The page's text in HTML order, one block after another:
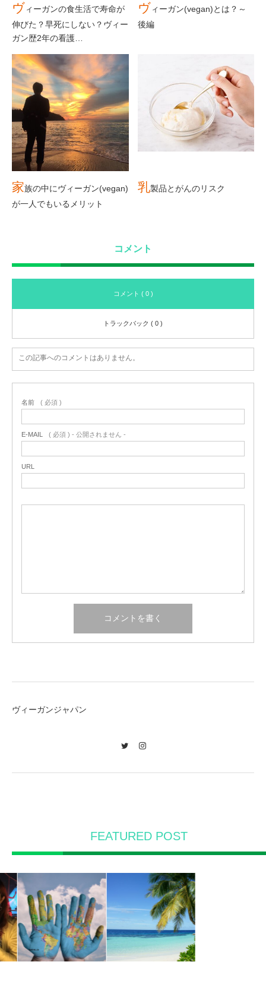
ヴィーガンの食生活で寿命が
伸びた？早死にしない？ヴィー
ガン歴2年の看護…
ヴ ィーガン(vegan)とは？～
後編
家族の中にヴィーガン(vegan)
が一人でもいるメリット
乳製品とがんのリスク
コメント
コメント ( 0 )
トラックバック ( 0 )
この記事へのコメントはありません。
名前 ( 必須 )
E-MAIL ( 必須 ) - 公開されません -
URL
ヴィーガンジャパン
FEATURED POST